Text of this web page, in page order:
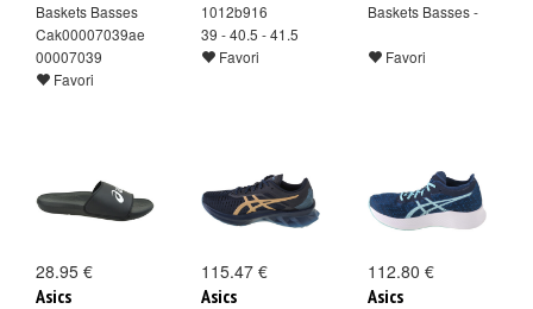
Baskets Basses
Cak00007039ae
00007039
Favori
1012b916
39 - 40.5 - 41.5
Favori
Baskets Basses -
Favori
28.95 €
Asics
115.47 €
Asics
112.80 €
Asics